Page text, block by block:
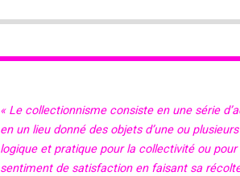
« Le collectionnisme consiste en une série
en un lieu donné des objets d’une ou
logique et pratique pour la collectivité ou
sentiment de satisfaction en faisant sa